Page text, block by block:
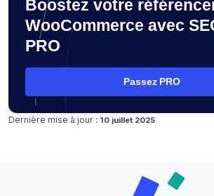
Boostez votre
WooCommerce avec
PRO
Passez PRO
Dernière mise à jour : Publié le
4 avril 2023
10 juillet 2025